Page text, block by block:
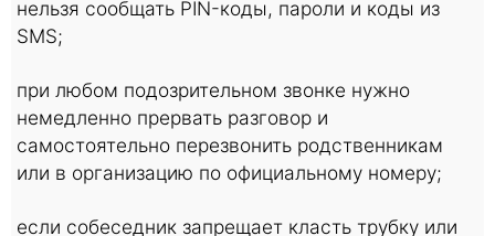
нельзя сообщать PIN-коды, пароли и коды из
SMS;
при любом подозрительном звонке нужно
немедленно прервать разговор и
самостоятельно перезвонить родственникам
или в организацию по официальному номеру;
если собеседник запрещает класть трубку или